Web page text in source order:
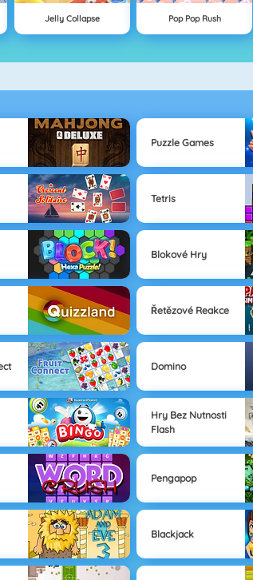
Jelly Collapse Pop Pop Rush
Puzzle Games
Tetris
Blokové Hry
Řetězové Reakce
Domino
Hry Bez Nutnosti
Flash
Pengapop
Blackjack